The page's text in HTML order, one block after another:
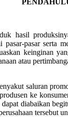
hasil
pasar serta
keinginan
atau
saluran
ke
diabaikan
tersebut